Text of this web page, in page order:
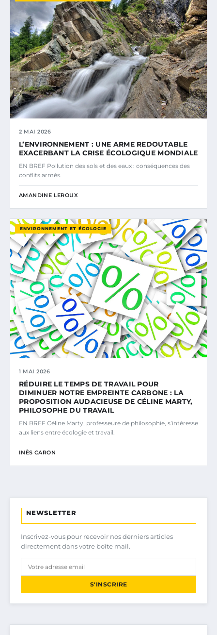
2 MAI 2026
L’ENVIRONNEMENT : UNE ARME REDOUTABLE
EXACERBANT LA CRISE ÉCOLOGIQUE MONDIALE
EN BREF Pollution des sols et des eaux : conséquences des
conflits armés.
AMANDINE LEROUX
ENVIRONNEMENT ET ÉCOLOGIE
1 MAI 2026
RÉDUIRE LE TEMPS DE TRAVAIL POUR
DIMINUER NOTRE EMPREINTE CARBONE : LA
PROPOSITION AUDACIEUSE DE CÉLINE MARTY,
PHILOSOPHE DU TRAVAIL
EN BREF Céline Marty, professeure de philosophie, s’intéresse
aux liens entre écologie et travail.
INÈS CARON
NEWSLETTER
Inscrivez-vous pour recevoir nos derniers articles
directement dans votre boîte mail.
S'INSCRIRE